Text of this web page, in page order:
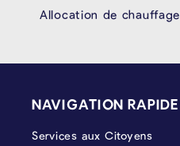
Allocation de chauffage
NAVIGATION RAPIDE
Services aux Citoyens